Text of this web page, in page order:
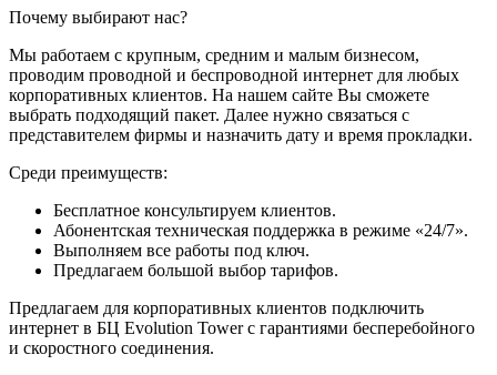
Почему выбирают нас?
Мы работаем с крупным, средним и малым бизнесом,
проводим проводной и беспроводной интернет для любых
корпоративных клиентов. На нашем сайте Вы сможете
выбрать подходящий пакет. Далее нужно связаться с
представителем фирмы и назначить дату и время прокладки.
Среди преимуществ:
Бесплатное консультируем клиентов.
Абонентская техническая поддержка в режиме «24/7».
Выполняем все работы под ключ.
Предлагаем большой выбор тарифов.
Предлагаем для корпоративных клиентов подключить
интернет в БЦ Evolution Tower с гарантиями бесперебойного
и скоростного соединения.